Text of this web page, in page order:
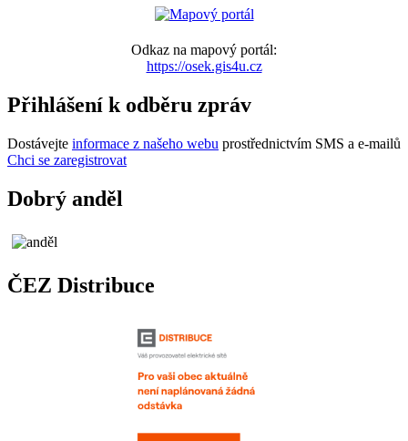
Odkaz na mapový portál:
https://osek.gis4u.cz
Přihlášení k odběru zpráv
Dostávejte informace z našeho webu prostřednictvím SMS a e-mailů
Chci se zaregistrovat
Dobrý anděl
ČEZ Distribuce